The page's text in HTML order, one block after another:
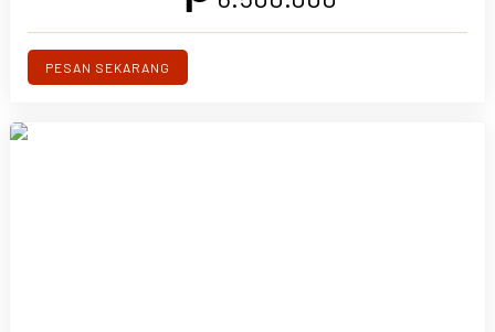
kan malam hingga perayaan pernikahan.
PESAN SEKARANG